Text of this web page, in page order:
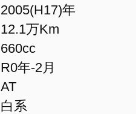
2005(H17)年
12.1万Km
660cc
R0年-2月
AT
白系